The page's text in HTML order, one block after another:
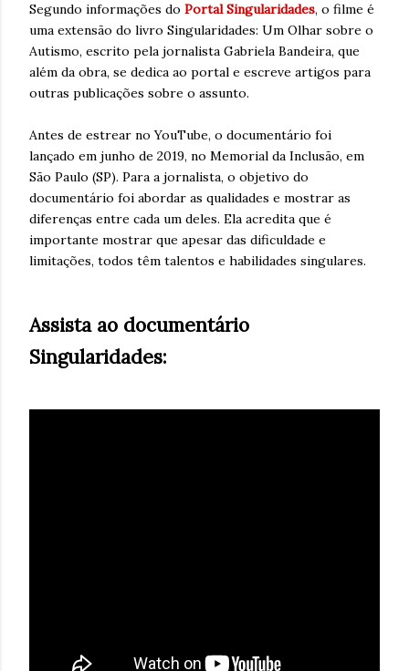
Segundo informações do Portal Singularidades, o filme é
uma extensão do livro Singularidades: Um Olhar sobre o
Autismo, escrito pela jornalista Gabriela Bandeira, que
além da obra, se dedica ao portal e escreve artigos para
outras publicações sobre o assunto.
Antes de estrear no YouTube, o documentário foi
lançado em junho de 2019, no Memorial da Inclusão, em
São Paulo (SP). Para a jornalista, o objetivo do
documentário foi abordar as qualidades e mostrar as
diferenças entre cada um deles. Ela acredita que é
importante mostrar que apesar das dificuldade e
limitações, todos têm talentos e habilidades singulares.
Assista ao documentário
Singularidades: